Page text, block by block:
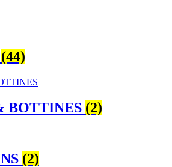
(44)
BOTTINES (2)
(2)